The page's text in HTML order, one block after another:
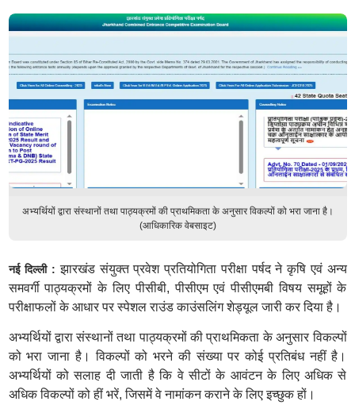
अभ्यर्थियों द्वारा संस्थानों तथा पाठ्यक्रमों की प्राथमिकता के अनुसार विकल्पों को भरा जाना है।
(आधिकारिक वेबसाइट)
नई दिल्ली :झारखंड संयुक्त प्रवेश प्रतियोगिता परीक्षा पर्षद ने कृषि एवं अन्य
समवर्गी पाठ्यक्रमों के लिए पीसीबी, पीसीएम एवं पीसीएमबी विषय समूहों के
परीक्षाफलों के आधार पर स्पेशल राउंड काउंसलिंग शेड्यूल जारी कर दिया है।
अभ्यर्थियों द्वारा संस्थानों तथा पाठ्यक्रमों की प्राथमिकता के अनुसार विकल्पों
को भरा जाना है। विकल्पों को भरने की संख्या पर कोई प्रतिबंध नहीं है।
अभ्यर्थियों को सलाह दी जाती है कि वे सीटों के आवंटन के लिए अधिक से
अधिक विकल्पों को हीं भरें, जिसमें वे नामांकन कराने के लिए इच्छुक हों।